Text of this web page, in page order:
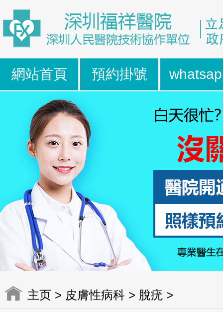
網站首頁 預約掛號
主页 > 皮膚性病科 > 脫疣 >